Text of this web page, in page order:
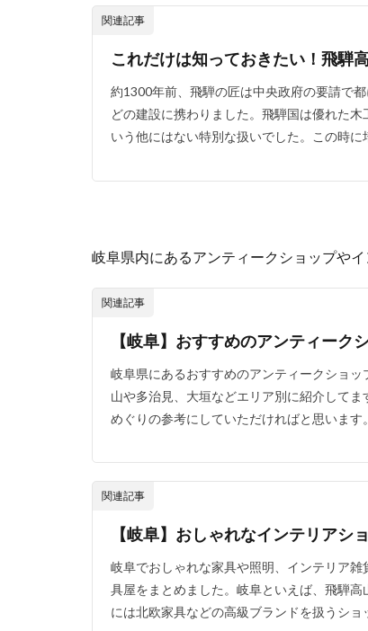
関連記事
これだけは知っておきたい！飛騨
約1300年前、飛騨の匠は中央政府の要請で
どの建設に携わりました。飛騨国は優れた
いう他にはない特別な扱いでした。この時
岐阜県内にあるアンティークショップやイ
関連記事
【岐阜】おすすめのアンティーク
岐阜県にあるおすすめのアンティークショ
山や多治見、大垣などエリア別に紹介して
めぐりの参考にしていただければと思います
関連記事
【岐阜】おしゃれなインテリアシ
岐阜でおしゃれな家具や照明、インテリア
具屋をまとめました。岐阜といえば、飛騨
には北欧家具などの高級ブランドを扱うシ